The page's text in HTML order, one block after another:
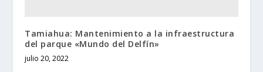
Tamiahua: Mantenimiento a la infraestructura
del parque «Mundo del Delfín»
julio 20, 2022